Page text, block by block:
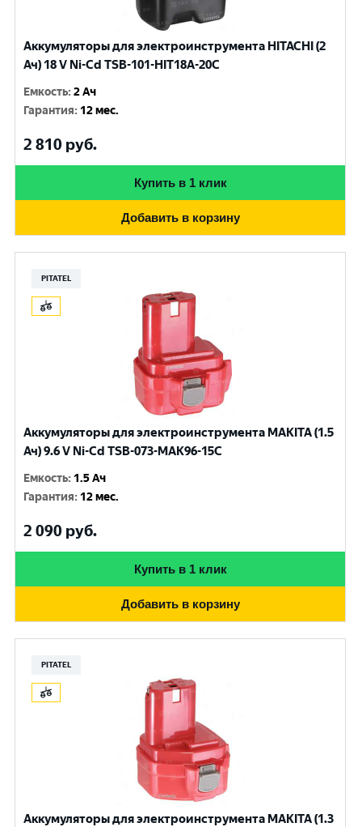
Аккумуляторы для электроинструмента HITACHI (2
Ач) 18 V Ni-Cd TSB-101-HIT18A-20C
Емкость:2 Ач
Гарантия: 12 мес.
2 810 руб.
Купить в 1 клик
Добавить в корзину
PITATEL
Аккумуляторы для электроинструмента MAKITA (1.5
Ач) 9.6 V Ni-Cd TSB-073-MAK96-15C
Емкость: 1.5 Ач
Гарантия: 12 мес.
2 090 руб.
Купить в 1 клик
Добавить в корзину
PITATEL
Аккумуляторы для электроинструмента MAKITA (1.3